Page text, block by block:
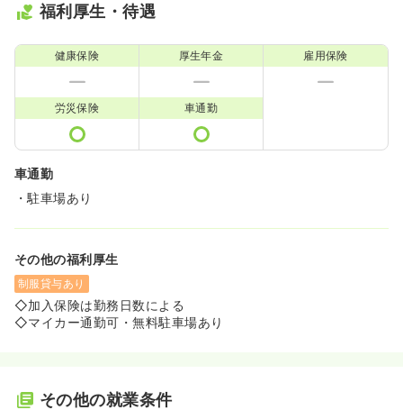
福利厚生・待遇
健康保険 厚生年金 雇用保険
労災保険 車通勤
車通勤
・駐車場あり
その他の福利厚生
制服貸与あり
◇加入保険は勤務日数による
◇マイカー通勤可・無料駐車場あり
その他の就業条件